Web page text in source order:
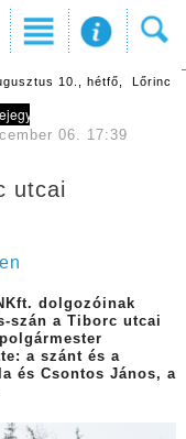
10., hétfő, Lőrinc
06. 17:39
utcai
dolgozóinak
szán a Tiborc utcai
a szánt és a
és Csontos János, a